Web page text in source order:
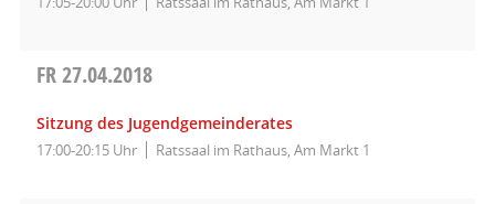
FR27.04.2018
Sitzung des Jugendgemeinderates
17:00-20:15 Uhr Ratssaal im Rathaus, Am Markt 1